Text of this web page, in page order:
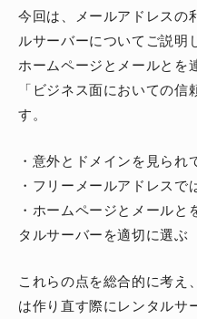
今回は、メールアドレスの
ルサーバーについてご説明
ホームページとメールとを
「ビジネス面においての
す。
・意外とドメインを見られ
・フリーメールアドレス
・ホームページとメール
タルサーバーを適切に選ぶ
これらの点を総合的に考え
は作り直す際にレンタルサ